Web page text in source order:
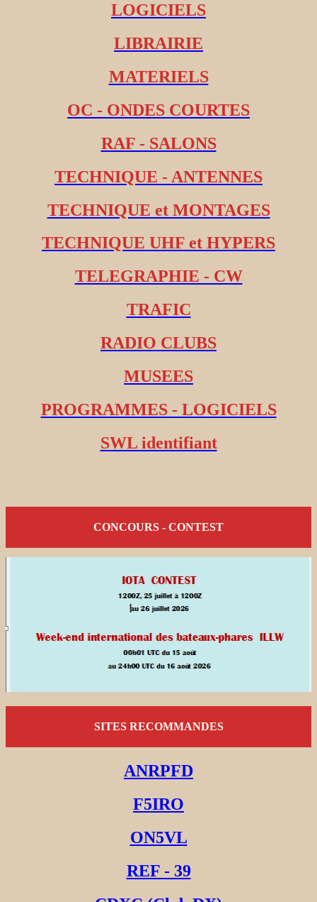
LOGICIELS
LIBRAIRIE
MATERIELS
OC - ONDES COURTES
RAF - SALONS
TECHNIQUE - ANTENNES
TECHNIQUE et MONTAGES
TECHNIQUE UHF et HYPERS
TELEGRAPHIE - CW
TRAFIC
RADIO CLUBS
MUSEES
PROGRAMMES - LOGICIELS
SWL identifiant
CONCOURS - CONTEST
SITES RECOMMANDES
ANRPFD
F5IRO
ON5VL
REF - 39